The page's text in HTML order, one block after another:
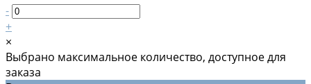
-
+
×
Выбрано максимальное количество, доступное для
заказа